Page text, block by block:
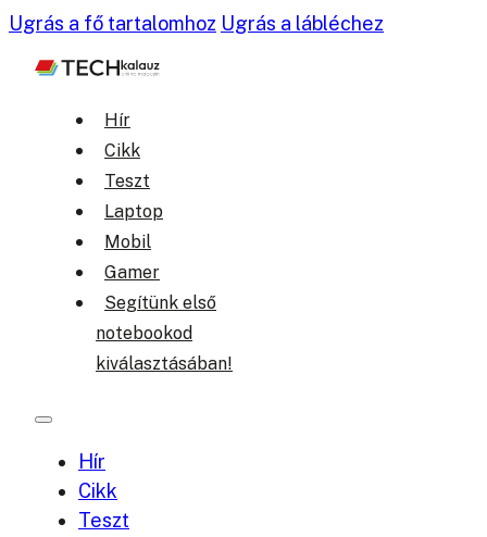
Ugrás a fő tartalomhoz Ugrás a lábléchez
Hír
Cikk
Teszt
Laptop
Mobil
Gamer
Segítünk első
notebookod
kiválasztásában!
Hír
Cikk
Teszt